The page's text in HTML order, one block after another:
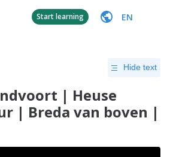
Start learning EN
Hide text
| Heuse
| Breda van boven |